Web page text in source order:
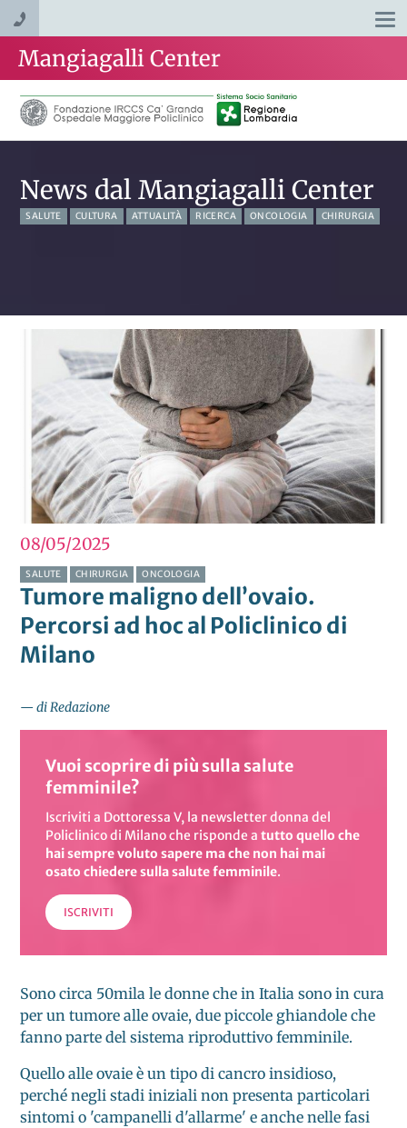
Mangiagalli Center
News dal Mangiagalli Center
SALUTE CULTURA ATTUALITÀ RICERCA ONCOLOGIA CHIRURGIA
08/052025
SALUTE CHIRURGIA ONCOLOGIA
Tumore maligno dell’ovaio.
Percorsi ad hoc al Policlinico di
Milano
— di Redazione
Vuoi scoprire di più sulla salute
femminile?
Iscriviti a Dottoressa V, la newsletter donna del
Policlinico di Milanoche risponde atutto quello che
hai sempre voluto sapere ma che non hai mai
osato chiedere sulla salute femminile.
ISCRIVITI
Sono circa 50mila le donne che in Italia sono in cura
per un tumore alle ovaie, due piccole ghiandole che
fanno parte del sistema riproduttivo femminile.
Quello alle ovaie è un tipo di cancro insidioso,
perché negli stadi iniziali non presenta particolari
sintomi o 'campanelli d'allarme' e anche nelle fasi